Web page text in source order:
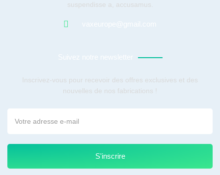
suspendisse a, accusamus.
vaxeurope@gmail.com
Suivez notre newsletter
Inscrivez-vous pour recevoir des offres exclusives et des
nouvelles de nos fabrications !
S'inscrire